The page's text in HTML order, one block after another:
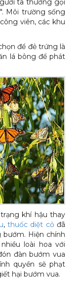
Môi trường sống
viên, các khu
để đẻ trứng là
lá bông để phát
khí hậu thay
,thuốc diệt cỏ đã
Hiện chính
loài hoa với
đàn bướm vua
quyền sẽ phạt
hại bướm vua.